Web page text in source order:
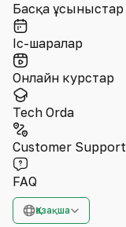
Басқа ұсыныстар
Іс-шаралар
Онлайн курстар
Tech Orda
Customer Support
FAQ
Қазақша